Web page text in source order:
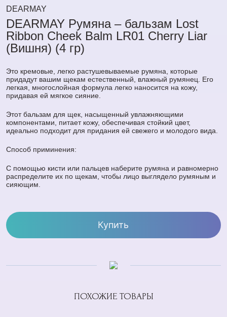
DEARMAY
DEARMAY Румяна – бальзам Lost
Ribbon Cheek Balm LR01 Cherry Liar
(Вишня) (4 гр)
Это кремовые, легко растушевываемые румяна, которые
придадут вашим щекам естественный, влажный румянец. Его
легкая, многослойная формула легко наносится на кожу,
придавая ей мягкое сияние.
Этот бальзам для щек, насыщенный увлажняющими
компонентами, питает кожу, обеспечивая стойкий цвет,
идеально подходит для придания ей свежего и молодого вида.
Способ приминения:
С помощью кисти или пальцев наберите румяна и равномерно
распределите их по щекам, чтобы лицо выглядело румяным и
сияющим.
Купить
ПОХОЖИЕ ТОВАРЫ